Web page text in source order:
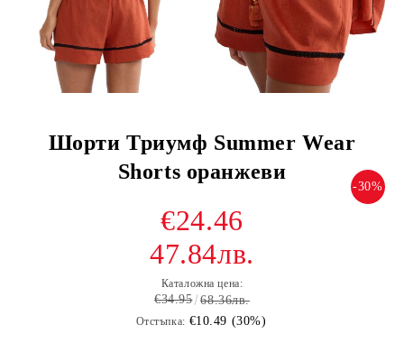
Шорти Триумф Summer Wear
Shorts оранжеви
-30%
€24.46
47.84лв.
Каталожна цена:
€34.95 68.36лв.
Отстъпка: €10.49 (30%)